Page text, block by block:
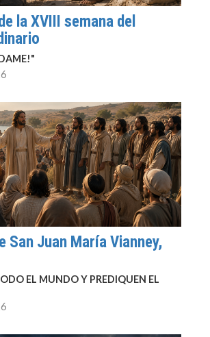
la XVIII semana del
San Juan María Vianney,
EL MUNDO Y PREDIQUEN EL